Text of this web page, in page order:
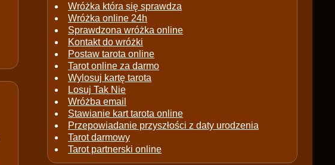
Wróżka która się sprawdza
Wróżka online 24h
Sprawdzona wróżka online
Kontakt do wróżki
Postaw tarota online
Tarot online za darmo
Wylosuj kartę tarota
Losuj Tak Nie
Wróżba email
Stawianie kart tarota online
Przepowiadanie przyszłości z daty urodzenia
Tarot darmowy
Tarot partnerski online